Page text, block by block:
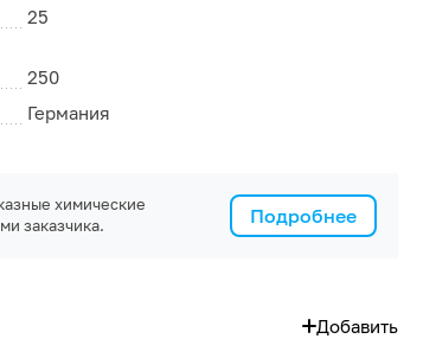
25
250
Германия
Подробнее
химические
заказчика.
Добавить